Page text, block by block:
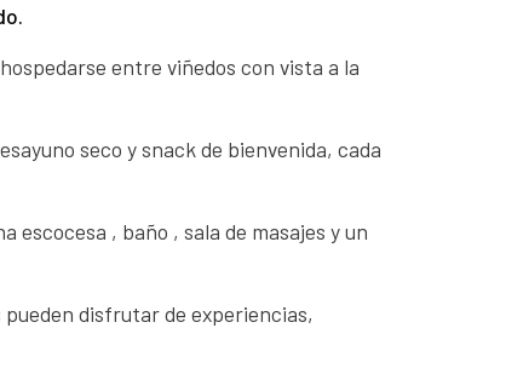
entre viñedos con vista a la
seco y snack de bienvenida, cada
escocesa , baño , sala de masajes y un
pueden disfrutar de experiencias,